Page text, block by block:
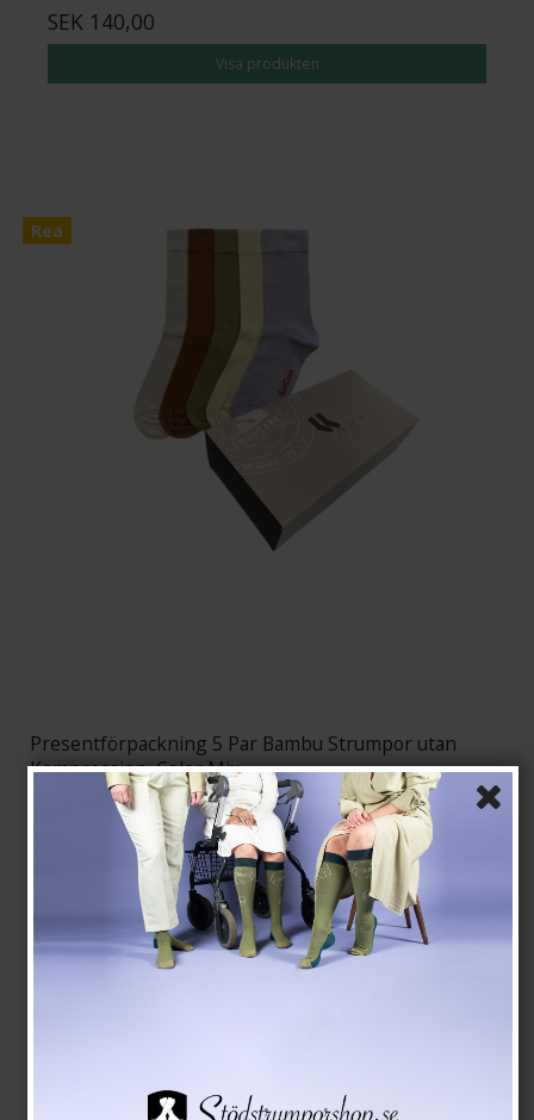
SEK 140,00
Visa produkten
Rea
Presentförpackning 5 Par Bambu Strumpor utan
Kompression, Color Mix
Tenbro bamboo fibers
21-G1012-3
SEK 240,00
SEK 192,00